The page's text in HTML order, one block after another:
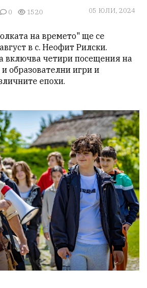
0 1520 05 ЮЛИ, 2024
на времето" ще се
в с. Неофит Рилски.
включва четири посещения на
образователни игри и
епохи.